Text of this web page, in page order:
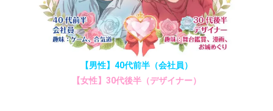
【男性】40代前半（会社員）
【女性】30代後半（デザイナー）